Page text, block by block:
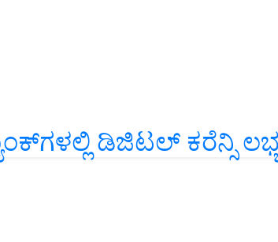
ಡಿಜಿಟಲ್‌ ಕರೆನ್ಸಿ ಲಭ್ಯ!